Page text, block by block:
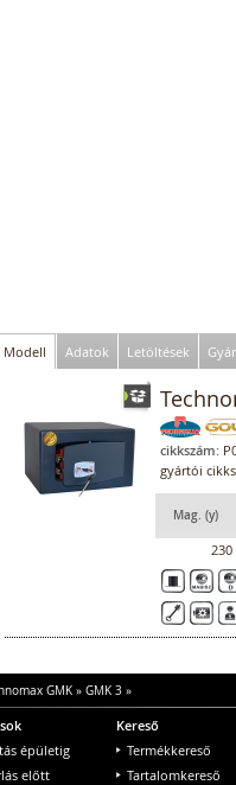
Modell Adatok Letöltések
cikkszám:
gyártói
Mag. (y)
230
GMK» GMK 3 »
épületig
előtt
Kereső
Termékkereső
Tartalomkereső